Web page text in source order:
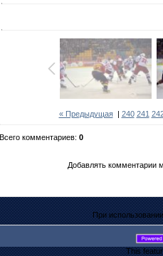
« Предыдущая| 240 241
Всего комментариев: 0
Добавлять комментарии
При
This